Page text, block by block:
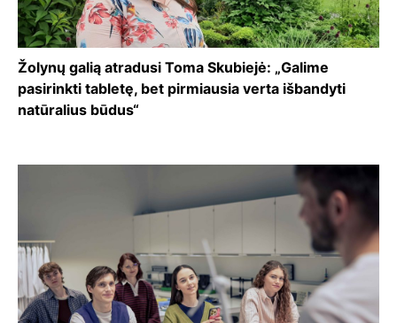
Žolynų galią atradusi Toma Skubiejė: „Galime
pasirinkti tabletę, bet pirmiausia verta išbandyti
natūralius būdus“